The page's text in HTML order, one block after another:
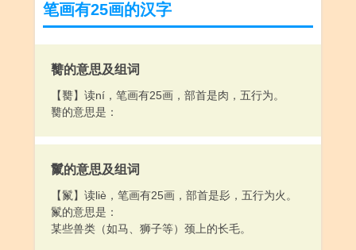
笔画有25画的汉字
臡的意思及组词
【臡】读ní，笔画有25画，部首是肉，五行为。
臡的意思是：
鬣的意思及组词
【鬣】读liè，笔画有25画，部首是髟，五行为火。
鬣的意思是：
某些兽类（如马、狮子等）颈上的长毛。